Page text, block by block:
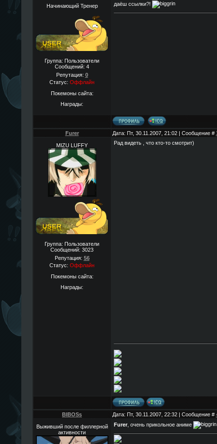
Начинающий Тренер
Группа: Пользователи
Сообщений: 4
Репутация: 0
Статус: Оффлайн
Покемоны сайта:
Награды:
даёш ссылки?!
Furer Дата: Пт, 30.11.2007, 21:02 | Сообщение #
MIZU LUFFY
Группа: Пользователи
Сообщений: 3023
Репутация: 56
Статус: Оффлайн
Покемоны сайта:
Награды:
Рад видеть , что кто-то смотрит)
BIBOSs Дата: Пт, 30.11.2007, 22:32 | Сообщение #
Выживший после филлерной
активности
Furer, очень прикольное аниме